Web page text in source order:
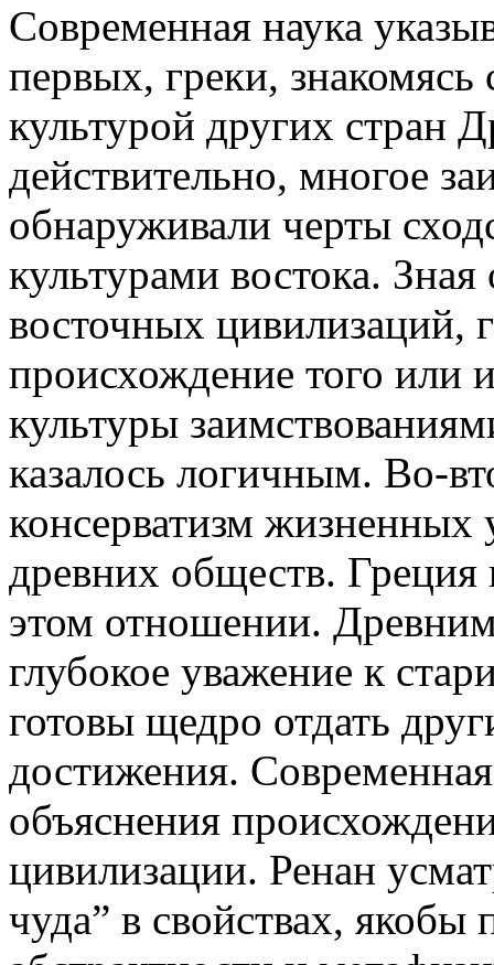
Современная наука
первых, греки, знакомясь
культурой других стран
действительно, многое
обнаруживали черты
культурами востока.
восточных цивилизаций,
происхождение того или
культуры
казалось логичным. Во-
консерватизм жизненных
древних обществ. Греция
этом отношении.
глубокое уважение к
готовы щедро отдать
достижения.
объяснения
цивилизации. Ренан
чуда” в свойствах,